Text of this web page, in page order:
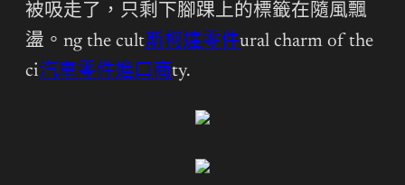
被吸走了，只剩下腳踝上的標籤在隨風飄
盪。ng the cult斯柯達零件ural charm of the
ci汽車零件進口商ty.